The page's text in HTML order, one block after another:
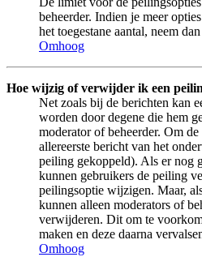
beheerder. Indien je meer
het toegestane aantal, neem
Omhoog
Hoe wijzig of verwijder ik een
Net zoals bij de berichten kan
worden door degene die hem
moderator of beheerder. Om
allereerste bericht van het
peiling gekoppeld). Als er nog
kunnen gebruikers de peiling
peilingsoptie wijzigen. Maar,
kunnen alleen moderators of
verwijderen. Dit om te
maken en deze daarna
Omhoog